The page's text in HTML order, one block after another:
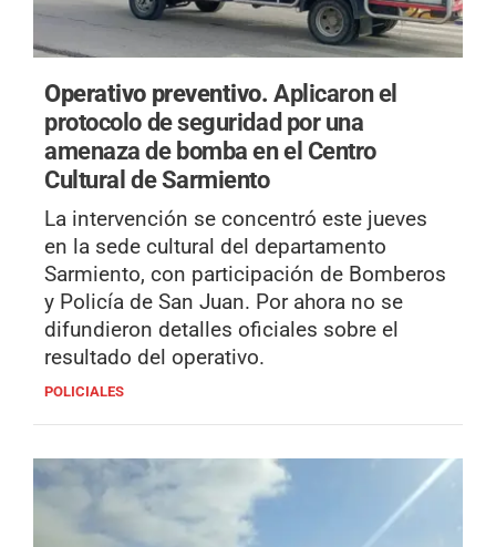
Operativo preventivo.Aplicaron el
protocolo de seguridad por una
amenaza de bomba en el Centro
Cultural de Sarmiento
La intervención se concentró este jueves
en la sede cultural del departamento
Sarmiento, con participación de Bomberos
y Policía de San Juan. Por ahora no se
difundieron detalles oficiales sobre el
resultado del operativo.
POLICIALES